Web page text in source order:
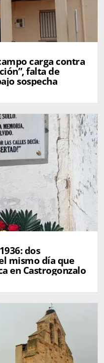
carga contra
falta de
sospecha
dos
mismo día que
en Castrogonzalo